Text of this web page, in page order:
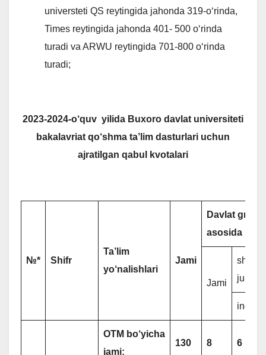
universteti QS reytingida jahonda 319-o‘rinda,
Times reytingida jahonda 401- 500 o‘rinda
turadi va ARWU reytingida 701-800 o‘rinda
turadi;
2023-2024-o‘quv yilida Buxoro davlat universiteti
bakalavriat qo‘shma ta’lim dasturlari uchun
ajratilgan qabul kvotalari
№* Shifr
Ta’lim
yo‘nalishlari
Jami
Davlat
asosida
Jami
shu
ingliz
OTM bo‘yicha
jami:
130 8 6